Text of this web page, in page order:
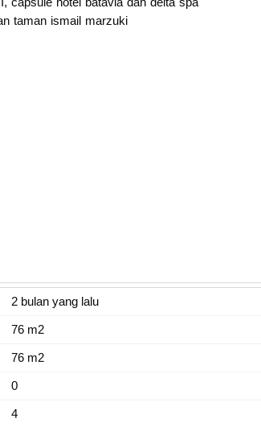
taman ismail marzuki
2 bulan yang lalu
76 m2
76 m2
0
4